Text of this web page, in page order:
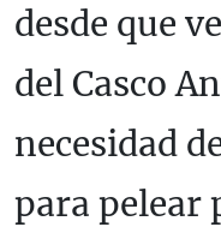
desde que
del Casco
necesidad
para pelear